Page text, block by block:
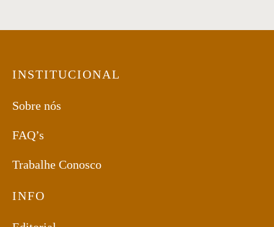
INSTITUCIONAL
Sobre nós
FAQ’s
Trabalhe Conosco
INFO